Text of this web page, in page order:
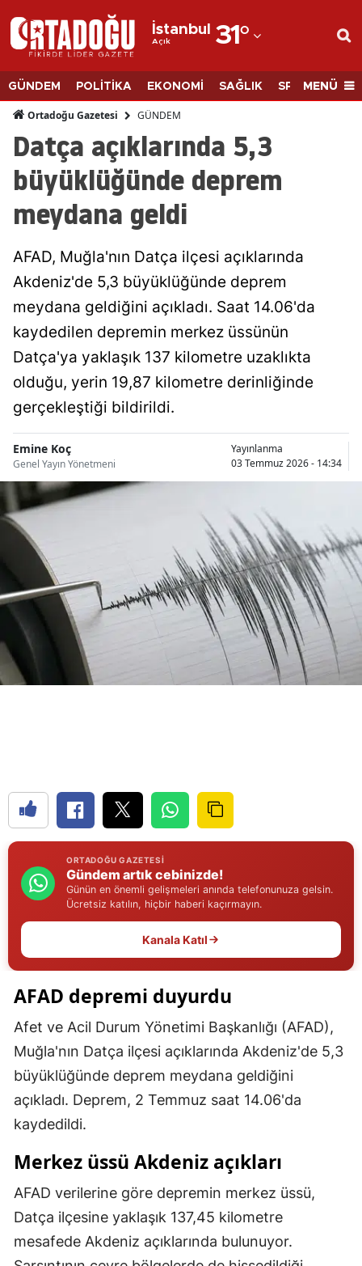
İstanbul
Açık 31°
Adana
Adıyaman
Afyonkarahisar
Ağrı
Amasya
Ankara
Antalya
Artvin
Aydın
Balıkesir
Bilecik
Bingöl
Bolu
Bursa
Çanakkale
Çankırı
Denizli
Erzincan
Erzurum
Eskişehir
Gaziantep
Giresun
Hakkari
Hatay
Isparta
Mersin
Kars
Kastamonu
GÜNDEM POLİTİKA EKONOMİ SAĞLIK SPORMENÜ
Ortadoğu Gazetesi GÜNDEM
Datça açıklarında 5,3
büyüklüğünde deprem
meydana geldi
AFAD, Muğla'nın Datça ilçesi açıklarında
Akdeniz'de 5,3 büyüklüğünde deprem
meydana geldiğini açıkladı. Saat 14.06'da
kaydedilen depremin merkez üssünün
Datça'ya yaklaşık 137 kilometre uzaklıkta
olduğu, yerin 19,87 kilometre derinliğinde
gerçekleştiği bildirildi.
Emine Koç
Genel Yayın Yönetmeni
Yayınlanma
03 Temmuz 2026 - 14:34
ORTADOĞU GAZETESI
Gündem artık cebinizde!
Günün en önemli gelişmeleri anında telefonunuza gelsin.
Ücretsiz katılın, hiçbir haberi kaçırmayın.
Kanala Katıl
AFAD depremi duyurdu
Afet ve Acil Durum Yönetimi Başkanlığı (AFAD),
Muğla'nın Datça ilçesi açıklarında Akdeniz'de 5,3
büyüklüğünde deprem meydana geldiğini
açıkladı. Deprem, 2 Temmuz saat 14.06'da
kaydedildi.
Merkez üssü Akdeniz açıkları
AFAD verilerine göre depremin merkez üssü,
Datça ilçesine yaklaşık 137,45 kilometre
mesafede Akdeniz açıklarında bulunuyor.